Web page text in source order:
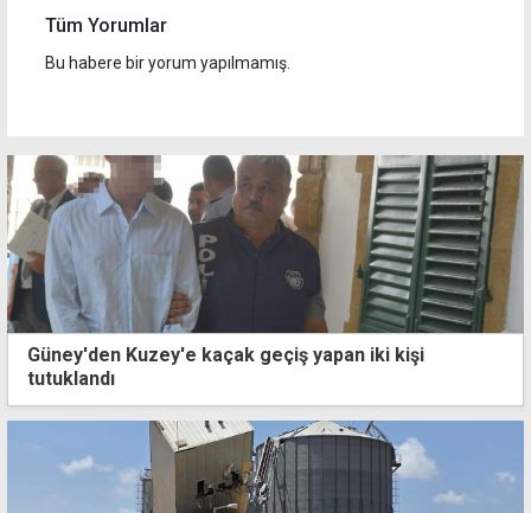
Tüm Yorumlar
Bu habere bir yorum yapılmamış.
Güney'den Kuzey'e kaçak geçiş yapan iki kişi
tutuklandı